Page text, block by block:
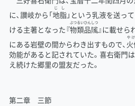
に、讃岐から「地脂
じし
」という乳液を送っ
ける主著となった『物
ぶつ
類
るい
品
ひん
隲
しつ
』に載せら
にある岩壁の間からわき出すもので、
や
効能があると記されていた。喜右衛門
え続けた郷里の盟友だった。
第二章 三節